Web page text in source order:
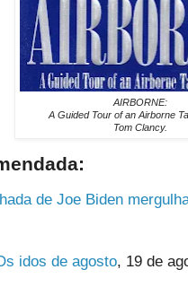
AIRBORNE:
A Guided Tour of an Airborne
Tom Clancy.
de Joe Biden
idos de agosto, 19 de